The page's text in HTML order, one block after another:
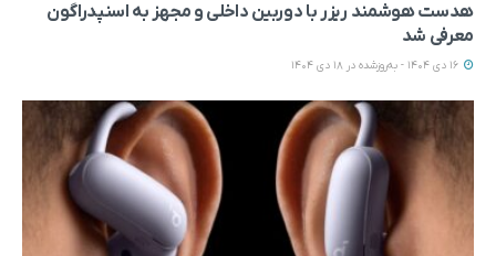
هدست هوشمند ریزر با دوربین داخلی و مجهز به اسنپدراگون
معرفی شد